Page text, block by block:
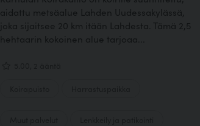
aidattu metsäalue Lahden Uudessakylässä,
joka sijaitsee 20 km itään Lahdesta. Tämä 2,5
hehtaarin kokoinen alue tarjoaa...